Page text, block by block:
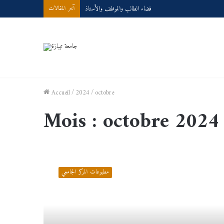
آخر المقالات Demande d’accès à internet
Accueil/2024/octobre
Mois : octobre 2024
الزبائن/ مطبوعات المركز الجامعي